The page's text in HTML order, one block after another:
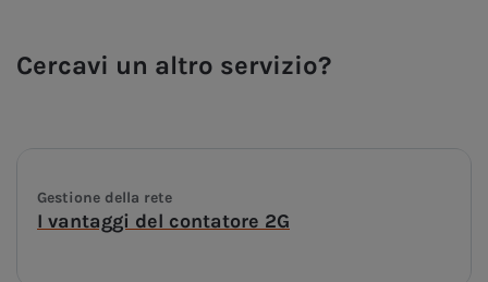
Cercavi un altro servizio?
Gestione della rete
I vantaggi del contatore 2G